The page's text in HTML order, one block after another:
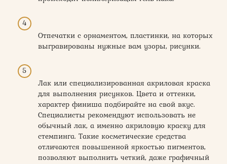
Отпечатки с орнаментом, пластинки, на которых
выгравированы нужные вам узоры, рисунки.
Лак или специализированная акриловая краска
для выполнения рисунков. Цвета и оттенки,
характер финиша подбирайте на свой вкус.
Специалисты рекомендуют использовать не
обычный лак, а именно акриловую краску для
стемпинга. Такие косметические средства
отличаются повышенной яркостью пигментов,
позволяют выполнить четкий, даже графичный